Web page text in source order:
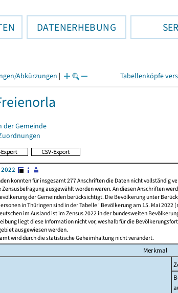
DATENERHEBUNG
Abkürzungen | Tabellenköpfe
der Gemeinde
konnten für insgesamt 277 Anschriften die Daten nicht vollständig
ausgewählt worden waren. An diesen Anschriften
der Gemeinden berücksichtigt. Die Bevölkerung unter
in Thüringen sind in der Tabelle "Bevölkerung am 15. Mai
im Ausland ist im Zensus 2022 in der bundesweiten
liegt diese Information nicht vor, weshalb für die
ausgewiesen werden.
wird durch die statistische Geheimhaltung nicht verändert.
Merkmal